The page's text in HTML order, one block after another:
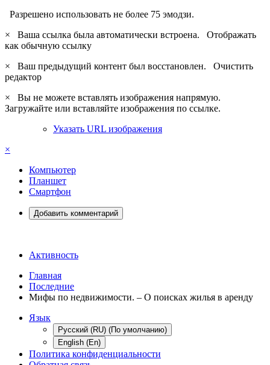
Разрешено использовать не более 75 эмодзи.
×
Ваша ссылка была автоматически встроена. Отображать
как обычную ссылку
×
Ваш предыдущий контент был восстановлен. Очистить
редактор
×
Вы не можете вставлять изображения напрямую.
Загружайте или вставляйте изображения по ссылке.
Указать URL изображения
×
Компьютер
Планшет
Смартфон
Добавить комментарий
Активность
Главная
Последние
Мифы по недвижимости. – О поисках жилья в аренду
Язык
Русский (RU) (По умолчанию)
English (En)
Политика конфиденциальности